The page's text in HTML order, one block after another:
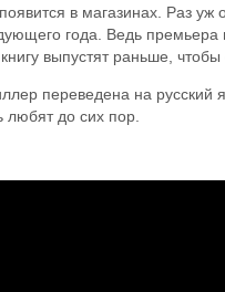
в магазинах. Раз
года. Ведь
выпустят раньше,
переведена на
любят до сих пор.